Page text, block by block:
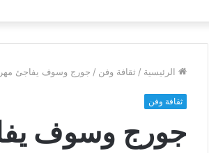
الرئيسية / ثقافة وفن / جورج وسوف يفاجئ
ثقافة وفن
جورج وسوف